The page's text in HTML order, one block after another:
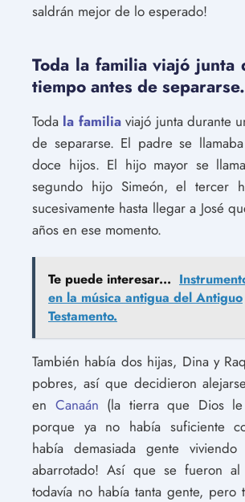
saldrán mejor de lo esperado!
Toda la familia viajó junta
tiempo antes de separarse.
Toda la familiaviajó junta durante
de separarse. El padre se
doce hijos. El hijo mayor se
segundo hijo Simeón, el tercer
sucesivamente hasta llegar a José
años en ese momento.
Te puede interesar...
en la música antigua del Antiguo
Testamento.
También había dos hijas, Dina y
pobres, así que decidieron
en Canaán (la tierra que Dios
porque ya no había suficiente
había demasiada gente
abarrotado! Así que se fueron
todavía no había tanta gente, pero